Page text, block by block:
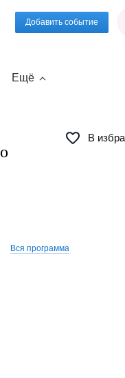
Добавить событие
Ещё
В
12 авг. чт
Вся программа